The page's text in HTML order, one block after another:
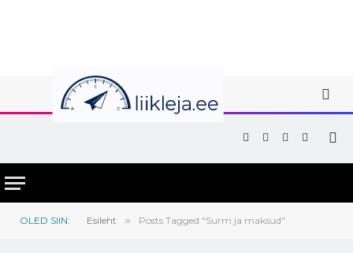
Facebook
X
(Twitter)
Instagram
YouTube
OLED SIIN: Esileht » Posts Tagged "Surm ja maksud"